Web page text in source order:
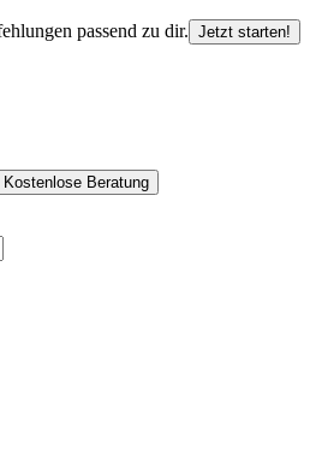
passend zu dir. Jetzt starten!
Kostenlose Beratung